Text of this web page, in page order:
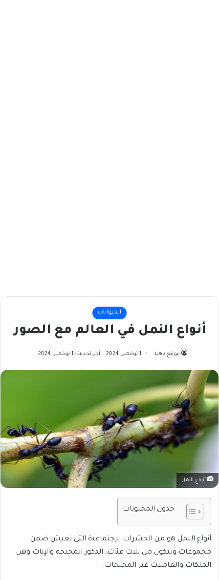
الحيوانات
أنواع النمل في العالم مع الصور
موقع ياهلا 1 نوفمبر، 2024 آخر تحديث: 1 نوفمبر، 2024
أنواع النمل
جدول المحتويات
أنواع النمل هو من الحشرات الإجتماعية التي تعيش ضمن
مجموعات وتتكون من ثلاث فئات، الذكور المجنحة والإناث وهن
الملكات والعاملات غير المجنحات.